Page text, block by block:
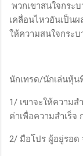
พวกเขาสนใจกระ
เคลื่อนไหวอันเป็น
ให้ความสนใจกระบ
นักเทรด/นักเล่นหุ้น
1/ เขาจะให้ความ
ค่าเพื่อความสำเร็จ
2/ มือโปร ผู้อยู่รอด